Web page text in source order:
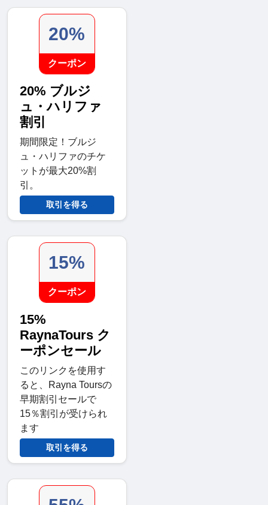
20%
クーポン
20% ブルジ
ュ・ハリファ
割引
期間限定！ブルジ
ュ・ハリファのチケ
ットが最大20%割
引。
取引を得る
15%
クーポン
15%
RaynaTours ク
ーポンセール
このリンクを使用す
ると、Rayna Toursの
早期割引セールで
15％割引が受けられ
ます
取引を得る